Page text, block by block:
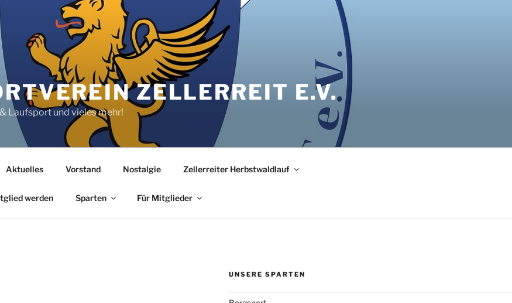
ZELLERREIT E.V.
Laufsport und vieles mehr!
Aktuelles Vorstand Nostalgie Zellerreiter Herbstwaldlauf
werden Sparten Für Mitglieder
UNSERE SPARTEN